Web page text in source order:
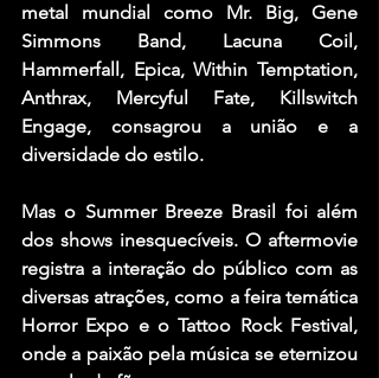
metal mundial como Mr. Big, Gene
Simmons Band, Lacuna Coil,
Hammerfall, Epica, Within Temptation,
Anthrax, Mercyful Fate, Killswitch
Engage, consagrou a união e a
diversidade do estilo.
Mas o Summer Breeze Brasil foi além
dos shows inesquecíveis. O aftermovie
registra a interação do público com as
diversas atrações, como a feira temática
Horror Expo e o Tattoo Rock Festival,
onde a paixão pela música se eternizou